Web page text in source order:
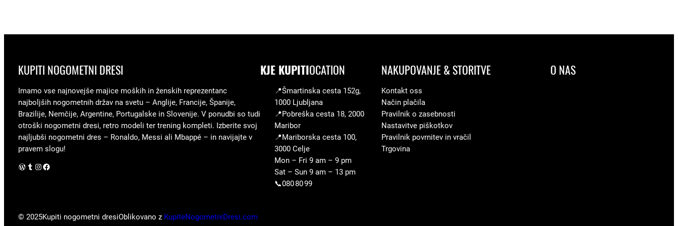
n
t
v
o
k
o
l
i
KUPITI NOGOMETNI DRESI
Imamo vse najnovejše majice moških in ženskih reprezentanc
najboljših nogometnih držav na svetu – Anglije, Francije, Španije,
Brazilije, Nemčije, Argentine, Portugalske in Slovenije. V ponudbi so tudi
otroški nogometni dresi, retro modeli ter trening kompleti. Izberite svoj
najljubši nogometni dres – Ronaldo, Messi ali Mbappé – in navijajte v
pravem slogu!
WordPress Instagram Facebook
KJE KUPITIOCATION
📍Šmartinska cesta 152g,
1000 Ljubljana
📍Pobreška cesta 18, 2000
Maribor
📍Mariborska cesta 100,
3000 Celje
Mon – Fri 9 am – 9 pm
Sat – Sun 9 am – 13 pm
📞080 80 99
NAKUPOVANJE & STORITVE
Kontakt oss
Način plačila
Pravilnik o zasebnosti
Nastavitve piškotkov
Pravilnik povrnitev in vračil
Trgovina
O NAS
© 2025Kupiti nogometni dresiOblikovano z KupiteNogometniDresi.com